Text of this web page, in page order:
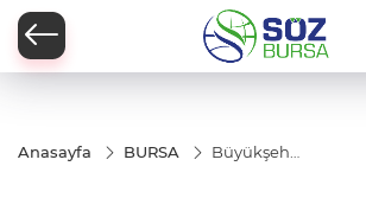
Anasayfa BURSA
Büyükşehir